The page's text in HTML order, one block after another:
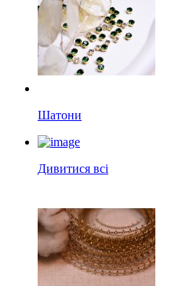
Шатони
Дивитися всі